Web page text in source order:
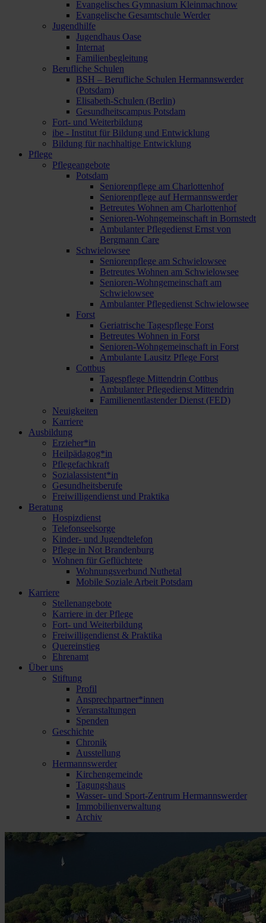
Evangelisches Gymnasium Kleinmachnow
Evangelische Gesamtschule Werder
Jugendhilfe
Jugendhaus Oase
Internat
Familienbegleitung
Berufliche Schulen
BSH – Berufliche Schulen Hermannswerder
(Potsdam)
Elisabeth-Schulen (Berlin)
Gesundheitscampus Potsdam
Fort- und Weiterbildung
ibe - Institut für Bildung und Entwicklung
Bildung für nachhaltige Entwicklung
Pflege
Pflegeangebote
Potsdam
Seniorenpflege am Charlottenhof
Seniorenpflege auf Hermannswerder
Betreutes Wohnen am Charlottenhof
Senioren-Wohngemeinschaft in Bornstedt
Ambulanter Pflegedienst Ernst von
Bergmann Care
Schwielowsee
Seniorenpflege am Schwielowsee
Betreutes Wohnen am Schwielowsee
Senioren-Wohngemeinschaft am
Schwielowsee
Ambulanter Pflegedienst Schwielowsee
Forst
Geriatrische Tagespflege Forst
Betreutes Wohnen in Forst
Senioren-Wohngemeinschaft in Forst
Ambulante Lausitz Pflege Forst
Cottbus
Tagespflege Mittendrin Cottbus
Ambulanter Pflegedienst Mittendrin
Familienentlastender Dienst (FED)
Neuigkeiten
Karriere
Ausbildung
Erzieher*in
Heilpädagog*in
Pflegefachkraft
Sozialassistent*in
Gesundheitsberufe
Freiwilligendienst und Praktika
Beratung
Hospizdienst
Telefonseelsorge
Kinder- und Jugendtelefon
Pflege in Not Brandenburg
Wohnen für Geflüchtete
Wohnungsverbund Nuthetal
Mobile Soziale Arbeit Potsdam
Karriere
Stellenangebote
Karriere in der Pflege
Fort- und Weiterbildung
Freiwilligendienst & Praktika
Quereinstieg
Ehrenamt
Über uns
Stiftung
Profil
Ansprechpartner*innen
Veranstaltungen
Spenden
Geschichte
Chronik
Ausstellung
Hermannswerder
Kirchengemeinde
Tagungshaus
Wasser- und Sport-Zentrum Hermannswerder
Immobilienverwaltung
Archiv